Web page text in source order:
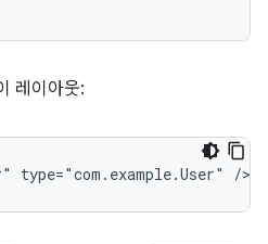
레이아웃:
type="com.example.User"